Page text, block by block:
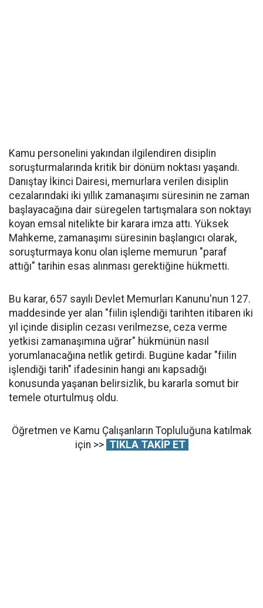
Kamu personelini yakından ilgilendiren disiplin
soruşturmalarında kritik bir dönüm noktası yaşandı.
Danıştay İkinci Dairesi, memurlara verilen disiplin
cezalarındaki iki yıllık zamanaşımı süresinin ne zaman
başlayacağına dair süregelen tartışmalara son noktayı
koyan emsal nitelikte bir karara imza attı. Yüksek
Mahkeme, zamanaşımı süresinin başlangıcı olarak,
soruşturmaya konu olan işleme memurun "paraf
attığı" tarihin esas alınması gerektiğine hükmetti.
Bu karar, 657 sayılı Devlet Memurları Kanunu'nun 127.
maddesinde yer alan "fiilin işlendiği tarihten itibaren iki
yıl içinde disiplin cezası verilmezse, ceza verme
yetkisi zamanaşımına uğrar" hükmünün nasıl
yorumlanacağına netlik getirdi. Bugüne kadar "fiilin
işlendiği tarih" ifadesinin hangi anı kapsadığı
konusunda yaşanan belirsizlik, bu kararla somut bir
temele oturtulmuş oldu.
Öğretmen ve Kamu Çalışanların Topluluğuna katılmak
için >> TIKLA TAKİP ET